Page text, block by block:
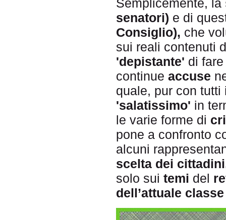
Semplicemente, la
senatori) e di
Consiglio), che
sui reali contenuti
'depistante' di
continue accuse
quale, pur con
'salatissimo' in
le varie forme di
pone a confronto
alcuni
scelta dei
solo sui temi del
dell’attuale